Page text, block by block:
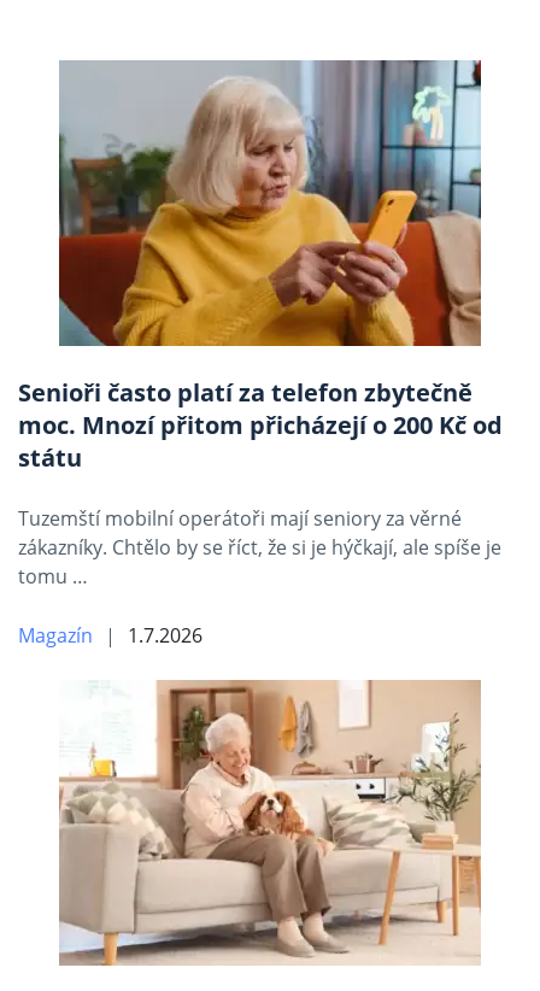
Senioři často platí za telefon zbytečně
moc. Mnozí přitom přicházejí o 200 Kč od
státu
Tuzemští mobilní operátoři mají seniory za věrné
zákazníky. Chtělo by se říct, že si je hýčkají, ale spíše je
tomu …
Magazín 1.7.2026